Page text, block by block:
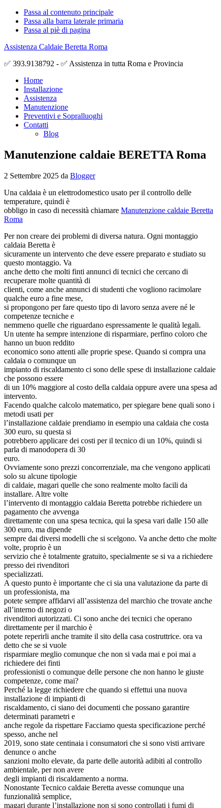
Passa al contenuto principale
Passa alla barra laterale primaria
Passa al piè di pagina
Assistenza Caldaie Beretta Roma
✅ 393.9138792 - ✅ Assistenza in tutta Roma e Provincia
Home
Installazione
Assistenza
Manutenzione
Preventivi e Sopralluoghi
Contatti
Blog
Manutenzione caldaie BERETTA Roma
2 Settembre 2025 da Blogger
Una caldaia è un elettrodomestico usato per il controllo delle
temperature, quindi è
obbligo in caso di necessità chiamare Manutenzione caldaie Beretta
Roma
Per non creare dei problemi di diversa natura. Ogni montaggio
caldaia Beretta è
sicuramente un intervento che deve essere preparato e studiato su
questo montaggio. Va
anche detto che molti finti annunci di tecnici che cercano di
recuperare molte quantità di
clienti, come anche annunci di studenti che vogliono racimolare
qualche euro a fine mese,
si propongono per fare questo tipo di lavoro senza avere né le
competenze tecniche e
nemmeno quelle che riguardano espressamente le qualità legali.
Un utente ha sempre intenzione di risparmiare, perfino coloro che
hanno un buon reddito
economico sono attenti alle proprie spese. Quando si compra una
caldaia o comunque un
impianto di riscaldamento ci sono delle spese di installazione caldaie
che possono essere
di un 10% maggiore al costo della caldaia oppure avere una spesa ad
intervento.
Facendo qualche calcolo matematico, per spiegare bene quali sono i
metodi usati per
l’installazione caldaie prendiamo in esempio una caldaia che costa
300 euro, su questa si
potrebbero applicare dei costi per il tecnico di un 10%, quindi si
parla di manodopera di 30
euro.
Ovviamente sono prezzi concorrenziale, ma che vengono applicati
solo su alcune tipologie
di caldaie, magari quelle che sono realmente molto facili da
installare. Altre volte
l’intervento di montaggio caldaia Beretta potrebbe richiedere un
pagamento che avvenga
direttamente con una spesa tecnica, qui la spesa vari dalle 150 alle
300 euro, ma dipende
sempre dai diversi modelli che si scelgono. Va anche detto che molte
volte, proprio è un
servizio che è totalmente gratuito, specialmente se si va a richiedere
presso dei rivenditori
specializzati.
A questo punto è importante che ci sia una valutazione da parte di
un professionista, ma
potete sempre affidarvi all’assistenza del marchio che trovate anche
all’interno di negozi o
rivenditori autorizzati. Ci sono anche dei tecnici che operano
direttamente per il marchio è
potete reperirli anche tramite il sito della casa costruttrice. ora va
detto che se si vuole
risparmiare meglio comunque che non si vada mai e poi mai a
richiedere dei finti
professionisti o comunque delle persone che non hanno le giuste
competenze, come mai?
Perché la legge richiedere che quando si effettui una nuova
installazione di impianti di
riscaldamento, ci siano dei documenti che possano garantire
determinati parametri e
anche regole da rispettare Facciamo questa specificazione perché
spesso, anche nel
2019, sono state centinaia i consumatori che si sono visti arrivare
denunce o anche
sanzioni molto elevate, da parte delle autorità adibiti al controllo
ambientale, per non avere
degli impianti di riscaldamento a norma.
Nonostante Tecnico caldaie Beretta avesse comunque una
funzionalità semplice,
magari durante l’installazione non si sono controllati i fumi di